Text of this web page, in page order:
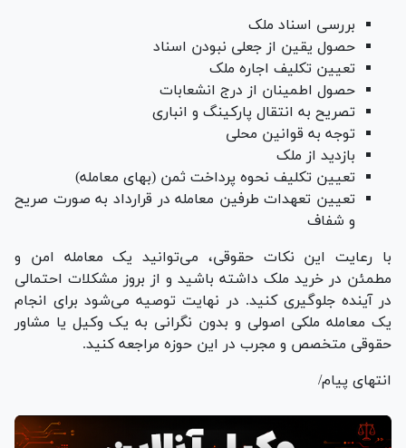
بررسی اسناد ملک
حصول یقین از جعلی نبودن اسناد
تعیین تکلیف اجاره ملک
حصول اطمینان از درج انشعابات
تصریح به انتقال پارکینگ و انباری
توجه به قوانین محلی
بازدید از ملک
تعیین تکلیف نحوه پرداخت ثمن (بهای معامله)
تعیین تعهدات طرفین معامله در قرارداد به صورت صریح
و شفاف
با رعایت این نکات حقوقی، می‌توانید یک معامله امن و
مطمئن در خرید ملک داشته باشید و از بروز مشکلات احتمالی
در آینده جلوگیری کنید. در نهایت توصیه می‌شود برای انجام
یک معامله ملکی اصولی و بدون نگرانی به یک وکیل یا مشاور
حقوقی متخصص و مجرب در این حوزه مراجعه کنید.
انتهای پیام/